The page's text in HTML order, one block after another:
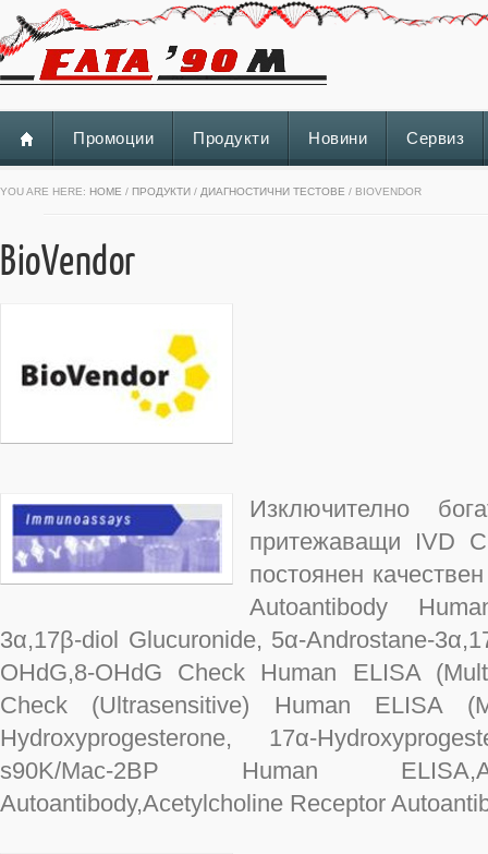
Промоции Продукти Новини Сервиз
YOU ARE HERE: HOME / ПРОДУКТИ / ДИАГНОСТИЧНИ ТЕСТОВЕ / BIOVENDOR
BioVendor
Изключително
притежаващи IVD
постоянен
Autoantibody
3α,17β-diol Glucuronide, 5α-Androstane-
OHdG,8-OHdG Check Human ELISA
Check (Ultrasensitive) Human ELISA
Hydroxyprogesterone, 17α-
s90K/Mac-2BP Human
Autoantibody,Acetylcholine Receptor